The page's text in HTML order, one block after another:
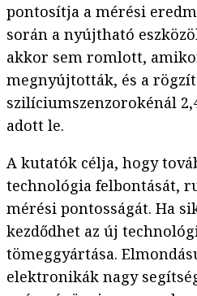
pontosítja a mérési
során a nyújtható
akkor sem romlott,
megnyújtották, és a
szilíciumszenzorokénál
adott le.
A kutatók célja, hogy
technológia felbontását,
mérési pontosságát. Ha
kezdődhet az új
tömeggyártása.
elektronikák nagy